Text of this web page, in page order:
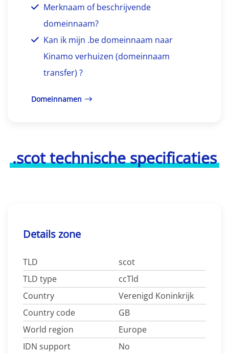
Merknaam of beschrijvende
domeinnaam?
Kan ik mijn .be domeinnaam naar
Kinamo verhuizen (domeinnaam
transfer) ?
Domeinnamen
.scot technische specificaties
Details zone
TLD
scot
TLD type
ccTld
Country
Verenigd Koninkrijk
Country code
GB
World region
Europe
IDN support
No